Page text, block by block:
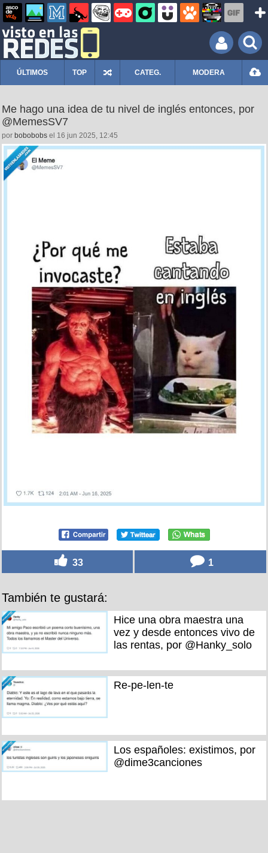
ÚLTIMOS TOP CATEG. MODERA
Me hago una idea de tu nivel de inglés entonces, por
@MemesSV7
por bobobobs el 16 jun 2025, 12:45
33 1
También te gustará:
Hice una obra maestra una
vez y desde entonces vivo de
las rentas, por @Hanky_solo
Re-pe-len-te
Los españoles: existimos, por
@dime3canciones